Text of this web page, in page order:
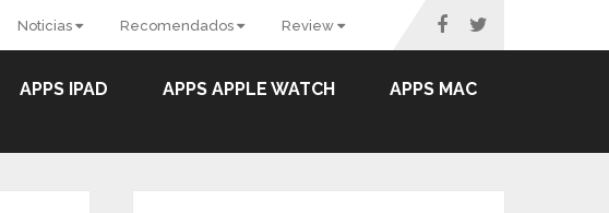
Noticias Recomendados Review
APPS IPAD APPS APPLE WATCH APPS MAC